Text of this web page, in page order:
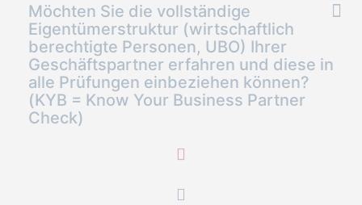
Möchten Sie die vollständige
Eigentümerstruktur (wirtschaftlich
berechtigte Personen, UBO) Ihrer
Geschäftspartner erfahren und diese in
alle Prüfungen einbeziehen können?
(KYB = Know Your Business Partner
Check)